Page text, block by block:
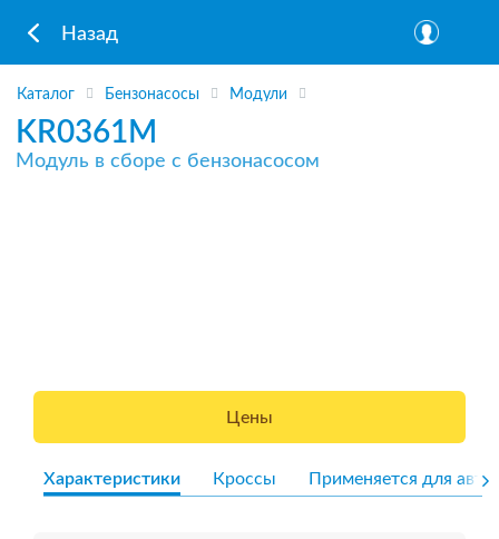
Назад
Каталог Бензонасосы Модули
KR0361M
Модуль в сборе с бензонасосом
Цены
Характеристики Кроссы Применяется для авто